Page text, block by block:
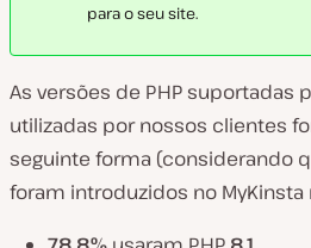
para o seu site.
As versões de PHP suportadas
utilizadas por nossos clientes
seguinte forma (considerando
foram introduzidos no MyKinsta